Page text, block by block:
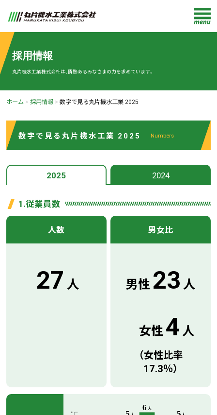
採用情報
丸片機水工業株式会社は、情熱あるみなさまの力を求めています。
ホーム 採用情報 数字で見る丸片機水工業 2025
数字で見る丸片機水工業 2025 Numbers
2025 2024
1.従業員数
人数
27 人
男女比
男性 23人
女性4人
（女性比率
17.3％）